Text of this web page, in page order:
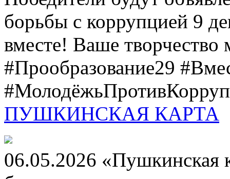
борьбы с коррупцией 9
вместе! Ваше творчество
#Прообразование29
ПУШКИНСКАЯ КАРТА
06.05.2026 «Пушкинская